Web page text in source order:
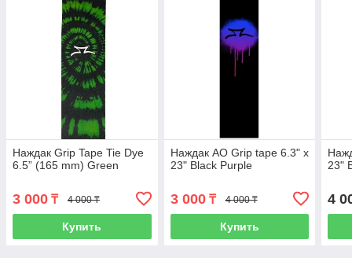
Наждак Grip Tape Tie Dye
6.5” (165 mm) Green
3 000 ₸ 4 000 ₸
Купить
Наждак AO Grip tape 6.3" x
23" Black Purple
3 000₸ 4 000 ₸
Купить
23"
4